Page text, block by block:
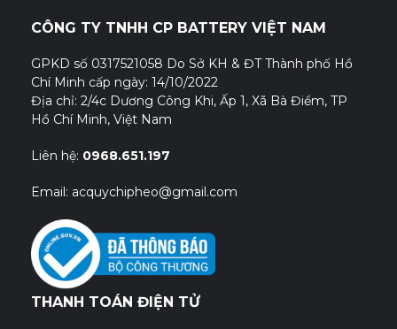
CÔNG TY TNHH CP BATTERY VIỆT NAM
GPKD số 0317521058 Do Sở KH & ĐT Thành phố Hồ
Chí Minh cấp ngày: 14/10/2022
Địa chỉ: 2/4c Dương Công Khi, Ấp 1, Xã Bà Điểm, TP
Hồ Chí Minh, Việt Nam
Liên hệ: 0968.651.197
Email: acquychipheo@gmail.com
THANH TOÁN ĐIỆN TỬ